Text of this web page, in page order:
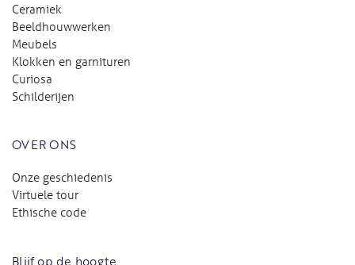
Ceramiek
Beeldhouwwerken
Meubels
Klokken en garnituren
Curiosa
Schilderijen
OVER ONS
Onze geschiedenis
Virtuele tour
Ethische code
Blijf op de hoogte